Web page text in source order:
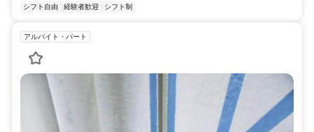
シフト自由 経験者歓迎 シフト制
アルバイト・パート